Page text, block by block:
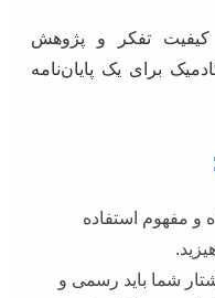
کیفیت تفکر و پژوهش
برای یک پایان‌نامه
و مفهوم استفاده
شما باید رسمی و